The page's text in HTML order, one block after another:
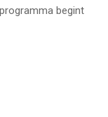
begint